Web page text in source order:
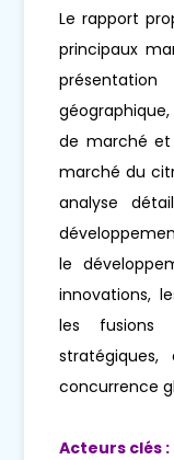
Le rapport
principaux
de marché et
marché du
analyse
le
innovations,
les fusions
concurrence
Acteurs clés :